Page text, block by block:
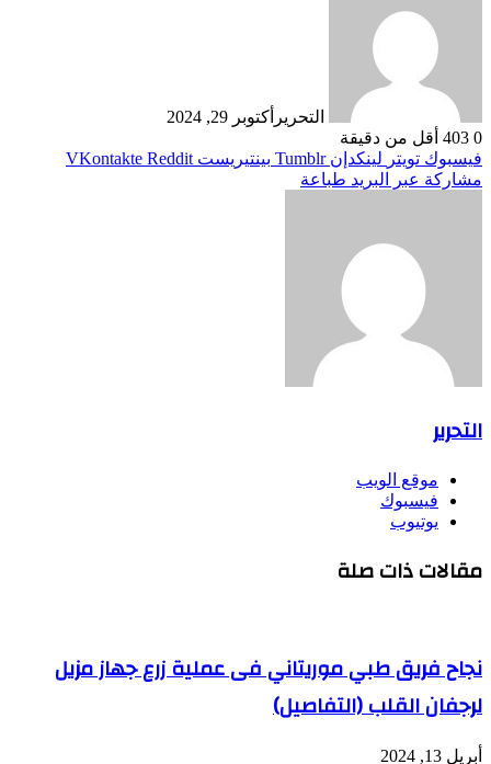
التحرير أكتوبر 29, 2024
0
أقل من دقيقة
فيسبوك تويتر لينكدإن بينتيريست
مشاركة عبر البريد طباعة
التحرير
موقع الويب
فيسبوك
يوتيوب
مقالات ذات صلة
نجاح فريق طبي موريتاني فى عملية زرع جهاز مزيل
لرجفان القلب (التفاصيل)
أبريل 13, 2024